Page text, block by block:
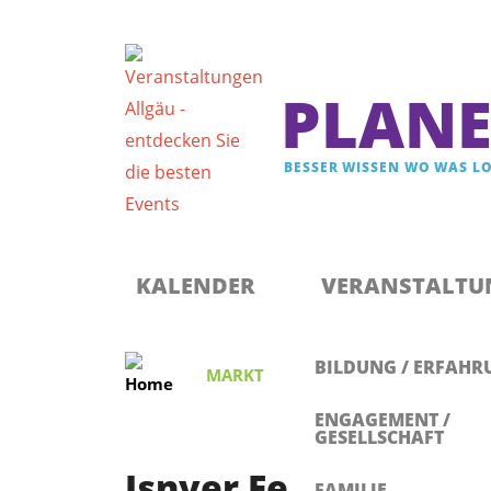
BESSER WISSEN WO WAS
KALENDER
BILDUNG /
ENGAGEMENT /
GESELLSCHAFT
Registrieren & Newsletter abonnieren
Anmelden
MARKT Isnyer